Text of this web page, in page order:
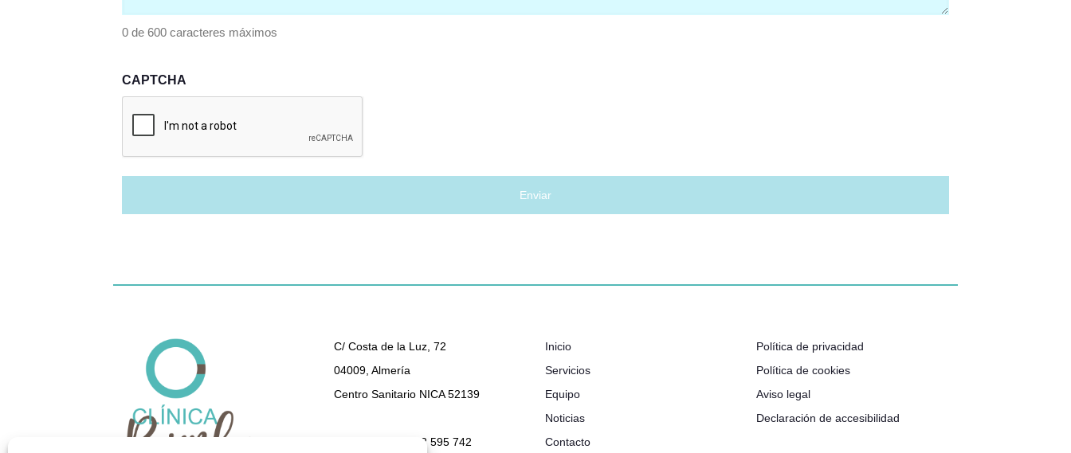
0 de 600 caracteres máximos
CAPTCHA
C/ Costa de la Luz, 72
04009, Almería
Centro Sanitario NICA 52139
950 048 632 - 722 595 742
Inicio
Servicios
Equipo
Noticias
Contacto
Política de privacidad
Política de cookies
Aviso legal
Declaración de accesibilidad